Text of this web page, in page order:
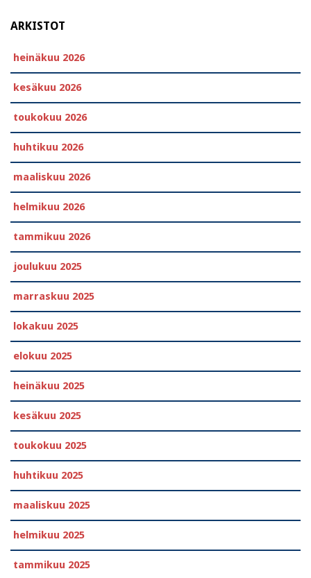
ARKISTOT
heinäkuu 2026
kesäkuu 2026
toukokuu 2026
huhtikuu 2026
maaliskuu 2026
helmikuu 2026
tammikuu 2026
joulukuu 2025
marraskuu 2025
lokakuu 2025
elokuu 2025
heinäkuu 2025
kesäkuu 2025
toukokuu 2025
huhtikuu 2025
maaliskuu 2025
helmikuu 2025
tammikuu 2025